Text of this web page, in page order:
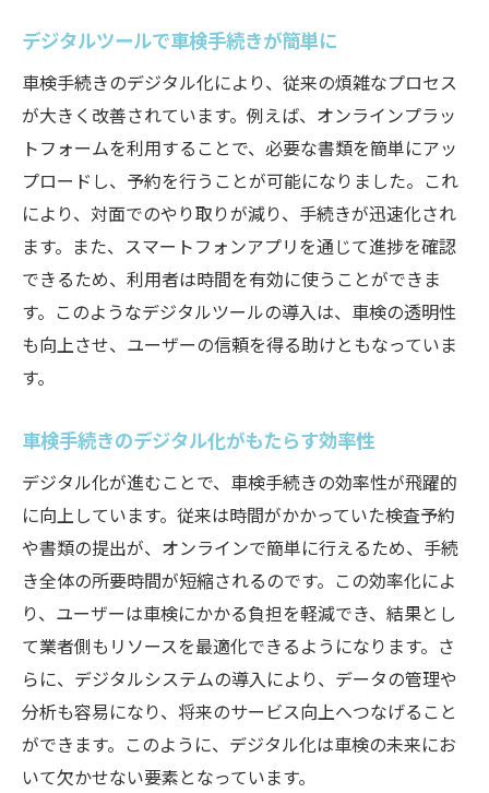
デジタルツールで車検手続きが簡単に
車検手続きのデジタル化により、従来の煩雑なプロセス
が大きく改善されています。例えば、オンラインプラッ
トフォームを利用することで、必要な書類を簡単にアッ
プロードし、予約を行うことが可能になりました。これ
により、対面でのやり取りが減り、手続きが迅速化され
ます。また、スマートフォンアプリを通じて進捗を確認
できるため、利用者は時間を有効に使うことができま
す。このようなデジタルツールの導入は、車検の透明性
も向上させ、ユーザーの信頼を得る助けともなっていま
す。
車検手続きのデジタル化がもたらす効率性
デジタル化が進むことで、車検手続きの効率性が飛躍的
に向上しています。従来は時間がかかっていた検査予約
や書類の提出が、オンラインで簡単に行えるため、手続
き全体の所要時間が短縮されるのです。この効率化によ
り、ユーザーは車検にかかる負担を軽減でき、結果とし
て業者側もリソースを最適化できるようになります。さ
らに、デジタルシステムの導入により、データの管理や
分析も容易になり、将来のサービス向上へつなげること
ができます。このように、デジタル化は車検の未来にお
いて欠かせない要素となっています。